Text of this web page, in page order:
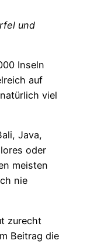
und
Inseln
auf
viel
Java,
oder
meisten
nie
zurecht
Beitrag die